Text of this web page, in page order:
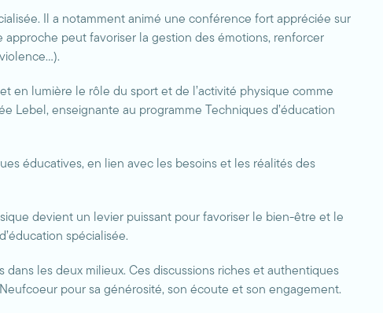
Il a notamment animé une conférence fort appréciée sur
approche peut favoriser la gestion des émotions, renforcer
en lumière le rôle du sport et de l’activité physique comme
Lebel, enseignante au programme Techniques d’éducation
éducatives, en lien avec les besoins et les réalités des
devient un levier puissant pour favoriser le bien-être et le
spécialisée.
les deux milieux. Ces discussions riches et authentiques
pour sa générosité, son écoute et son engagement.